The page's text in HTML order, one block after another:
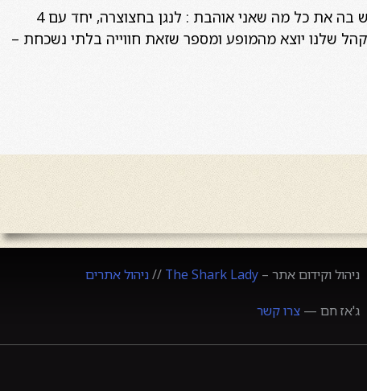
הלהקה שלי – חמישיית "צבעי-המוסיקה" היא אהבת חיי! כי יש בה את כל מה שאני אוהבת : לנגן בחצוצרה, יחד עם 4
שלנו יוצא מהמופע ומספר שזאת חווייה בלתי נשכחת –
ניהול וקידום אתר – The Shark Lady
//ניהול אתרים
ג'אז חם — צרו קשר